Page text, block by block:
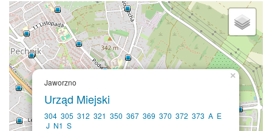
Sklep internetowy
Aktualności
Jaworzno
Urząd Miejski
304 305 312 321 350 367 369 370 372 373 A E
J N1 S
×